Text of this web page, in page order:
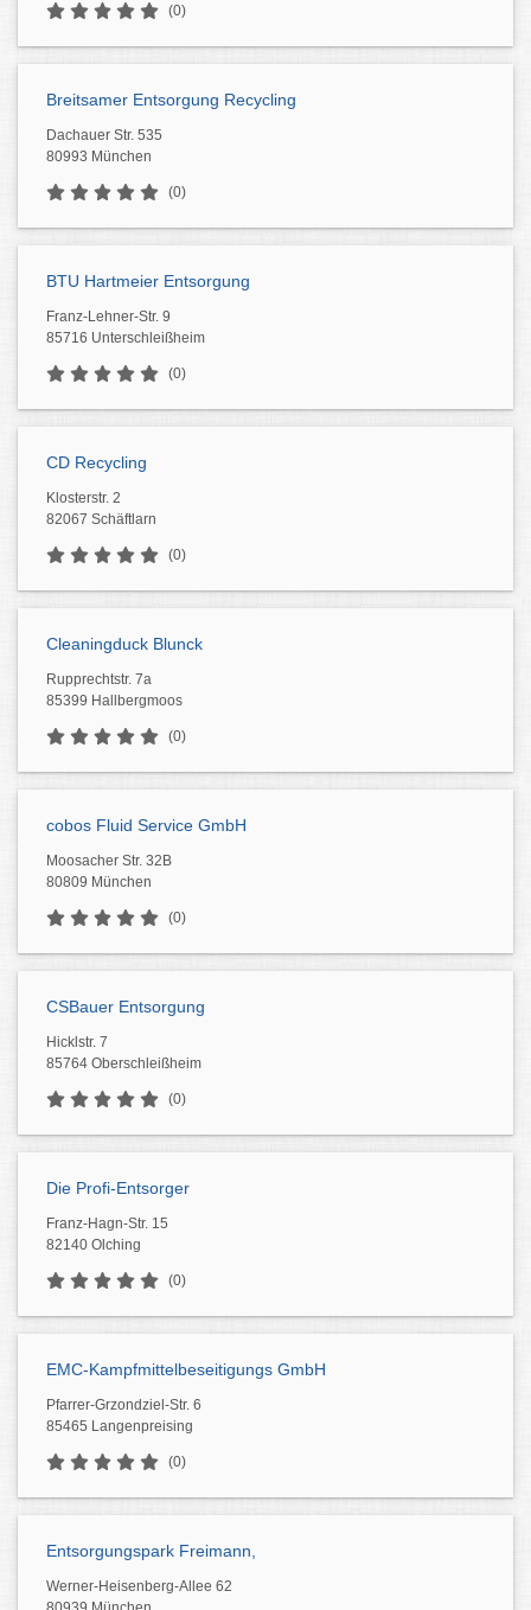
(0)
Breitsamer Entsorgung Recycling
Dachauer Str. 535
80993 München
(0)
BTU Hartmeier Entsorgung
Franz-Lehner-Str. 9
85716 Unterschleißheim
(0)
CD Recycling
Klosterstr. 2
82067 Schäftlarn
(0)
Cleaningduck Blunck
Rupprechtstr. 7a
85399 Hallbergmoos
(0)
cobos Fluid Service GmbH
Moosacher Str. 32B
80809 München
(0)
CSBauer Entsorgung
Hicklstr. 7
85764 Oberschleißheim
(0)
Die Profi-Entsorger
Franz-Hagn-Str. 15
82140 Olching
(0)
EMC-Kampfmittelbeseitigungs GmbH
Pfarrer-Grzondziel-Str. 6
85465 Langenpreising
(0)
Entsorgungspark Freimann,
Werner-Heisenberg-Allee 62